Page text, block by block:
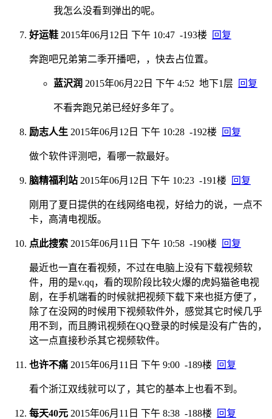
我怎么没看到弹出的呢。
好运鞋 2015年06月12日 下午 10:47 -193楼 回复
奔跑吧兄弟第二季开播吧，，快去占位置。
蓝沢润 2015年06月22日 下午 4:52 地下1层 回复
不看奔跑兄弟已经好多年了。
励志人生 2015年06月12日 下午 10:28 -192楼 回复
做个软件评测吧，看哪一款最好。
脑精福利站 2015年06月12日 下午 10:23 -191楼 回复
刚用了夏日提供的在线网络电视，好给力的说，一点不
卡，高清电视版。
点此搜索 2015年06月11日 下午 10:58 -190楼 回复
最近也一直在看视频，不过在电脑上没有下载视频软
件，用的是v.qq，看的现阶段比较火爆的虎妈猫爸电视
剧，在手机端看的时候就把视频下载下来也挺方便了，
除了在没网的时候用下视频软件外，感觉其它时候几乎
用不到，而且腾讯视频在QQ登录的时候是没有广告的，
这一点直接秒杀其它视频软件。
也许不痛 2015年06月11日 下午 9:00 -189楼 回复
看个浙江双线就可以了，其它的基本上也看不到。
每天40元 2015年06月11日 下午 8:38 -188楼 回复